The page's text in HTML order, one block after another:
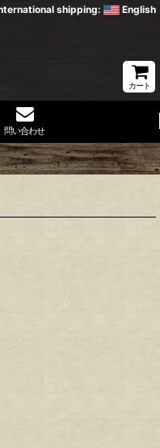
shipping: English
カート
問い合わせ